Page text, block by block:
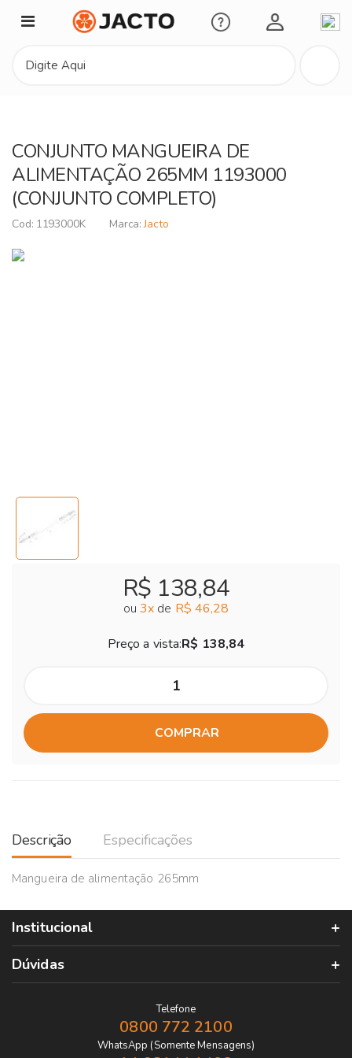
Minha Conta
CONJUNTO MANGUEIRA DE
ALIMENTAÇÃO 265MM 1193000
(CONJUNTO COMPLETO)
1193000K Jacto
R$ 138,84
ou 3x de R$ 46,28
Preço a vista:R$ 138,84
COMPRAR
Descrição Especificações
Mangueira de alimentação 265mm
Institucional
Dúvidas
Telefone
0800 772 2100
WhatsApp (Somente Mensagens)